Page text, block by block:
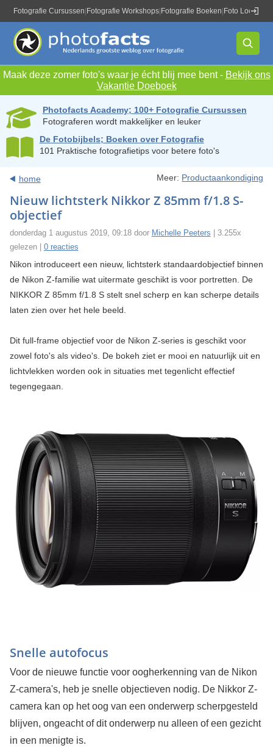
Fotografie Cursussen Fotografie Workshops Fotografie Boeken Foto Locaties
Maak deze zomer foto's waar je écht blij mee bent - Bekijk ons
Vakantie Doeboek
Photofacts Academy; 100+ Fotografie Cursussen
Fotograferen wordt makkelijker en leuker
De Fotobijbels; Boeken over Fotografie
101 Praktische fotografietips voor betere foto's
home Meer: Productaankondiging
Nieuw lichtsterk Nikkor Z 85mm f/1.8 S-
objectief
donderdag 1 augustus 2019, 09:18 door Michelle Peeters | 3.255x
gelezen | 0 reacties
Nikon introduceert een nieuw, lichtsterk standaardobjectief binnen
de Nikon Z-familie wat uitermate geschikt is voor portretten. De
NIKKOR Z 85mm f/1.8 S stelt snel scherp en kan scherpe details
laten zien over het hele beeld.
Dit full-frame objectief voor de Nikon Z-series is geschikt voor
zowel foto's als video's. De bokeh ziet er mooi en natuurlijk uit en
lichtvlekken worden ook in situaties met tegenlicht effectief
tegengegaan.
Snelle autofocus
Voor de nieuwe functie voor oogherkenning van de Nikon
Z-camera's, heb je snelle objectieven nodig. De Nikkor Z-
camera kan op het oog van een onderwerp scherpgesteld
blijven, ongeacht of dit onderwerp nu alleen of een gezicht
in een menigte is.